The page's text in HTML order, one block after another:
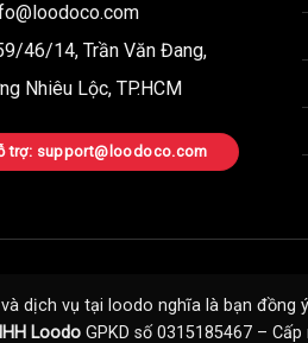
46/14, Trần Văn Đang,
Nhiêu Lộc, TP.HCM
trợ: support@loodoco.com
dịch vụ tại loodo nghĩa là bạn đồng
Loodo GPKD số 0315185467 –